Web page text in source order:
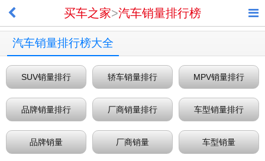
买车之家>汽车销量排行榜
汽车销量排行榜大全
SUV销量排行 轿车销量排行 MPV销量排行
品牌销量排行 厂商销量排行 车型销量排行
品牌销量 厂商销量 车型销量